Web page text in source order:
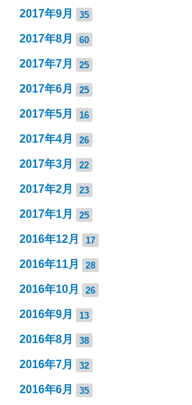
2017年9月 35
2017年8月 60
2017年7月 25
2017年6月 25
2017年5月 16
2017年4月 26
2017年3月 22
2017年2月 23
2017年1月 25
2016年12月 17
2016年11月 28
2016年10月 26
2016年9月 13
2016年8月 38
2016年7月 32
2016年6月 35